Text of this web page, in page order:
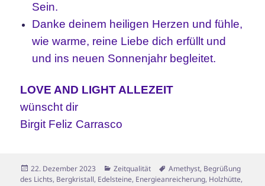
Sein.
Danke deinem heiligen Herzen und fühle,
wie warme, reine Liebe dich erfüllt und
und ins neuen Sonnenjahr begleitet.
LOVE AND LIGHT ALLEZEIT
wünscht dir
Birgit Feliz Carrasco
Veröffentlicht
am
22. Dezember 2023 Kategorien
Zeitqualität Schlagwörter
Amethyst, Begrüßung
des Lichts, Bergkristall, Edelsteine, Energieanreicherung, Holzhütte,